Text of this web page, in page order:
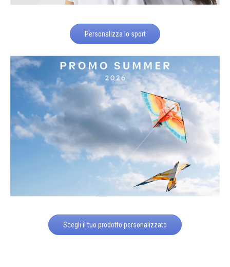
Personalizza lo sport
Scegli il tuo prodotto personalizzato